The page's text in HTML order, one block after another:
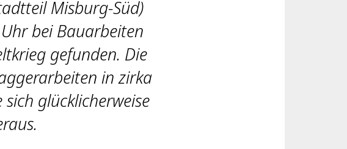
Misburg-Süd)
bei Bauarbeiten
gefunden. Die
in zirka
glücklicherweise